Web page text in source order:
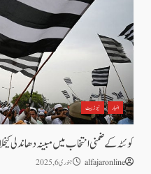
اخبار نیوز بیٹ
کوئٹہ کے ضمنی انتخاب میں مبینہ دھاندلی
alfajaronline جنوری 6, 2025